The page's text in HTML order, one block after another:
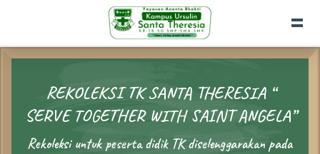
REKOLEKSI TK SANTA THERESIA “
SERVE TOGETHER WITH SAINT ANGELA”
Rekoleksi untuk peserta didik TK diselenggarakan pada